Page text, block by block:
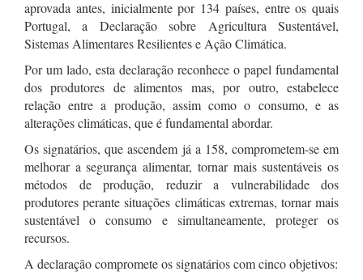
aprovada antes, inicialmente por 134 países, entre os quais
Portugal, a Declaração sobre Agricultura Sustentável,
Sistemas Alimentares Resilientes e Ação Climática.
Por um lado, esta declaração reconhece o papel fundamental
dos produtores de alimentos mas, por outro, estabelece
relação entre a produção, assim como o consumo, e as
alterações climáticas, que é fundamental abordar.
Os signatários, que ascendem já a 158, comprometem-se em
melhorar a segurança alimentar, tornar mais sustentáveis os
métodos de produção, reduzir a vulnerabilidade dos
produtores perante situações climáticas extremas, tornar mais
sustentável o consumo e simultaneamente, proteger os
recursos.
A declaração compromete os signatários com cinco objetivos: